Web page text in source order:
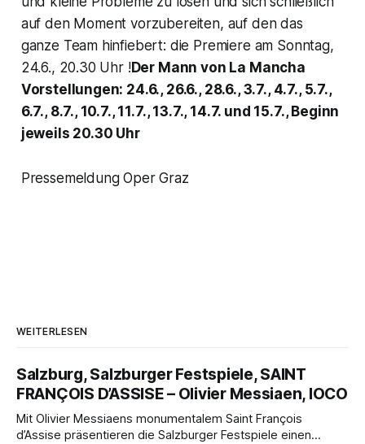
auf den Moment vorzubereiten, auf den das
ganze Team hinfiebert: die Premiere am Sonntag,
24.6., 20.30 Uhr !Der Mann von La Mancha
Vorstellungen: 24.6., 26.6., 28.6., 3.7., 4.7., 5.7.,
6.7., 8.7., 10.7., 11.7., 13.7., 14.7. und 15.7., Beginn
jeweils 20.30 Uhr
Pressemeldung Oper Graz
WEITERLESEN
Salzburg, Salzburger Festspiele, SAINT
FRANÇOIS D’ASSISE – Olivier Messiaen, IOCO
Mit Olivier Messiaens monumentalem Saint François
d’Assise präsentieren die Salzburger Festspiele einen